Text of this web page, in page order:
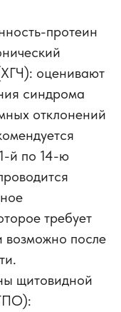
протеин
оценивают
синдрома
отклонений
й по 14-ю
требует
возможно после
щитовидной